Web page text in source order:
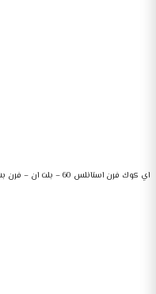
اي كوك فرن استانلس 60 – بلت